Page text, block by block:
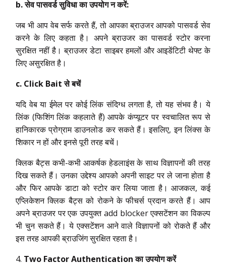
b. सेव पासवर्ड सुविधा का उपयोग न करें:
जब भी आप वेब सर्फ करते हैं, तो आपका ब्राउजर आपको पासवर्ड सेव
करने के लिए कहता है। अपने ब्राउजर का पासवर्ड स्टोर करना
सुरक्षित नहीं है। ब्राउजर डेटा साइबर हमलों और आइडेंटिटी थेफ्ट के
लिए असुरक्षित है।
c. Click Bait से बचें
यदि वेब या ईमेल पर कोई लिंक संदिग्ध लगता है, तो यह संभव है। ये
लिंक (फिशिंग लिंक कहलाते हैं) आपके कंप्यूटर पर स्वचालित रूप से
हानिकारक प्रोग्राम डाउनलोड कर सकते हैं। इसलिए, इन लिंक्स के
शिकार न हों और इनसे पूरी तरह बचें।
क्लिक बैट्स कभी-कभी आकर्षक हेडलाइंस के साथ विज्ञापनों की तरह
दिख सकते हैं। उनका उद्देश्य आपको अपनी साइट पर ले जाना होता है
और फिर आपके डाटा को स्टोर कर लिया जाता है। आजकल, कई
एप्लिकेशन क्लिक बैट्स को रोकने के फीचर्स प्रदान करते हैं। आप
अपने ब्राउजर पर एक उपयुक्त add blocker एक्सटेंशन का विकल्प
भी चुन सकते हैं। ये एक्सटेंशन आने वाले विज्ञापनों को रोकते हैं और
इस तरह आपकी ब्राउजिंग सुरक्षित रहता है।
Two Factor Authentication का उपयोग करें